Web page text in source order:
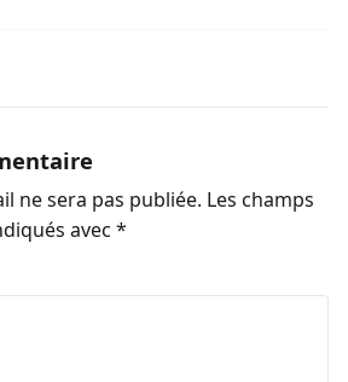
ne sera pas publiée. Les champs
avec *